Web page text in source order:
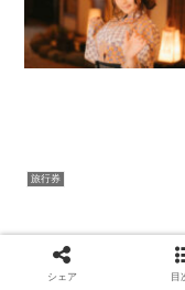
出し方が特殊 で、1,000
お釣りは日本旅行の旅
ペイドカードなのでお
やや難しい商品ですが
です。
旅行券
今回は西鉄旅行ギフト
店、購入方法、購入可
紹介します。西鉄旅行
シェア 目